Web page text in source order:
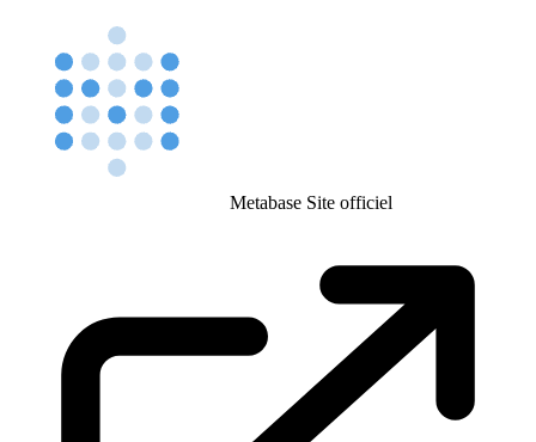
Metabase Site officiel